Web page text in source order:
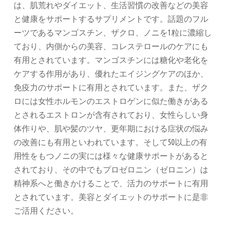
は、肌荒れやダイエット、生活習慣の改善などの美容
と健康をサポートするサプリメントです。話題のフル
ーツであるマンゴスチン、ザクロ、ノニを1粒に濃縮し
ており、内側からの美容、コレステロールのケアにも
有用とされています。マンゴスチンには糖化や老化を
ケアする作用があり、優れたエイジングケアのほか、
免疫力のサポートに有用とされています。また、ザク
ロには女性ホルモンのエストロゲンに似た働きがある
とされるエストロンが含有されており、女性らしい身
体作りや、肌や髪のツヤ、更年期における症状の悩み
の改善にも有用といわれています。そして50以上の有
用性をもつノニの実には様々な健康サポートがあると
されており、その中でもプロゼロニン（ゼロニン）は
精神系へと働きかけることで、活力のサポートに有用
とされています。美容とダイエットのサポートに是非
ご活用ください。